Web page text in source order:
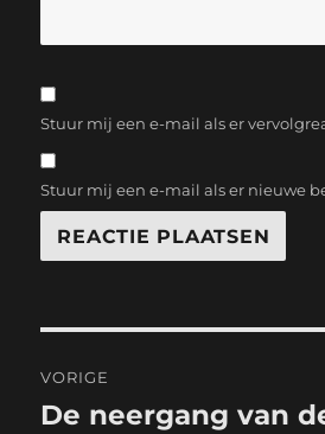
Stuur mij een e-mail als er
Stuur mij een e-mail als er nieuwe
navigatie
VORIGE
Vorig
De neergang van